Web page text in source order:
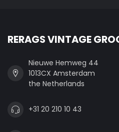
RERAGS VINTAGE
Nieuwe Hemweg 44
1013CX Amsterdam
the Netherlands
+31 20 210 10 43